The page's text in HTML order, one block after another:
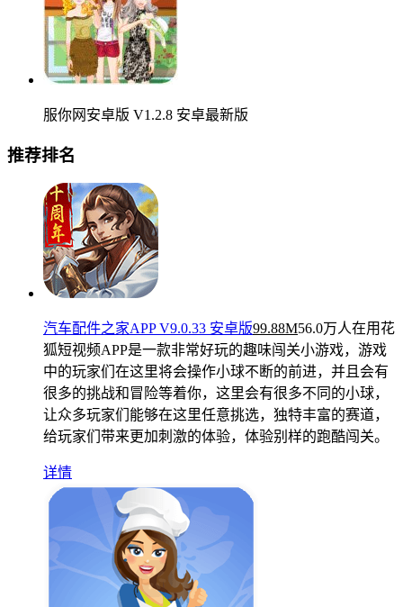
服你网安卓版 V1.2.8 安卓最新版
推荐排名
汽车配件之家APP V9.0.33 安卓版99.88M56.0万人在用 花
狐短视频APP是一款非常好玩的趣味闯关小游戏，游戏
中的玩家们在这里将会操作小球不断的前进，并且会有
很多的挑战和冒险等着你，这里会有很多不同的小球，
让众多玩家们能够在这里任意挑选，独特丰富的赛道，
给玩家们带来更加刺激的体验，体验别样的跑酷闯关。
详情